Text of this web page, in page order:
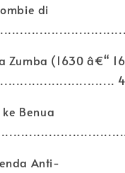
di
Zumba (1630 â€“
Benua
Anti-